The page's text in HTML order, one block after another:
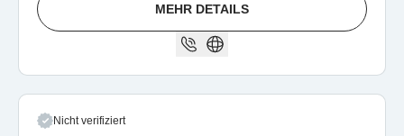
MEHR DETAILS
Nicht verifiziert